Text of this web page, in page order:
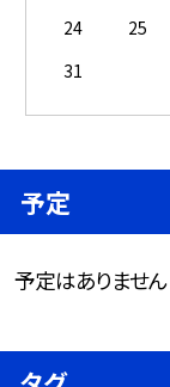
24
25
31
予定
予定はありません